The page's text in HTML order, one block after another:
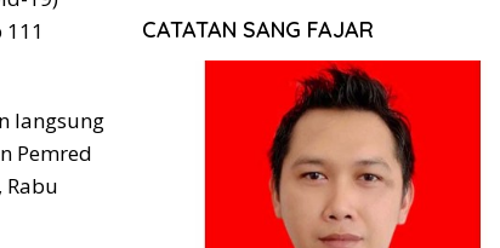
langsung
Pemred
CATATAN SANG FAJAR